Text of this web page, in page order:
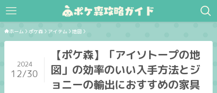
ホーム ポケ森 アイテム 地図
【ポケ森】「アイソトープの地
図」の効率のいい入手方法とジ
ョニーの輸出におすすめの家具
2024
12/30